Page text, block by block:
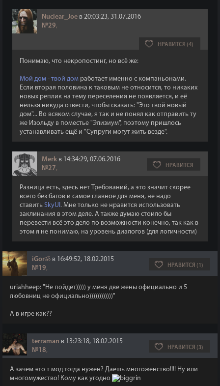
Nuclear_Joe в 20:03:23, 31.07.2016
№29,
НРАВИТСЯ (4)
Понимаю, что некропостинг, но всё же:
Мой дом - твой дом работает именно с компаньонами.
Если вторая половина к таковым не относится, то никаких
новых реплик на тему переселения не появляется, и её
нельзя никуда отвести, чтобы сказать: "Это твой новый
дом"... Во всяком случае, я так и не понял как отправить ту
же Изольду в поместье "Элизиум", поэтому пришлось
устанавливать ещё и "Супруги могут жить везде".
Merk в 14:34:29, 07.06.2016
№27, НРАВИТСЯ
Разница есть, здесь нет Требований, а это значит скорее
всего без багов и самое главное для меня, не надо
ставить SkyUI. Мне только не нравится использовать
заклинания в этом деле. А также думаю стоило бы
перевести всё это дело по возможности конечно, так как в
этом я не понимаю, на уровень диалогов (для логичности)
iGorॐ в 16:49:52, 18.02.2015
№19, НРАВИТСЯ (1)
uriahheep: "Не пойдет))))) у меня две жены официально и 5
любовниц не официально))))))))))))"
А в игре как??
terraman в 13:23:18, 18.02.2015
№18, НРАВИТСЯ (3)
А зачем это т мод тогда нужен? Даешь многоженство!!!! Ну или
многомужество! Кому как угодно